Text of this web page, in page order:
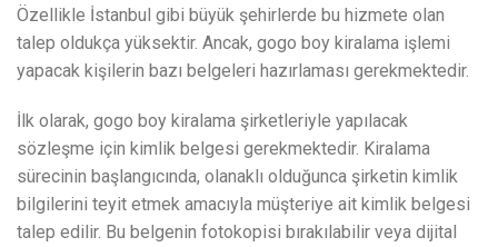
Özellikle İstanbul gibi büyük şehirlerde bu hizmete olan
talep oldukça yüksektir. Ancak, gogo boy kiralama işlemi
yapacak kişilerin bazı belgeleri hazırlaması gerekmektedir.
İlk olarak, gogo boy kiralama şirketleriyle yapılacak
sözleşme için kimlik belgesi gerekmektedir. Kiralama
sürecinin başlangıcında, olanaklı olduğunca şirketin kimlik
bilgilerini teyit etmek amacıyla müşteriye ait kimlik belgesi
talep edilir. Bu belgenin fotokopisi bırakılabilir veya dijital